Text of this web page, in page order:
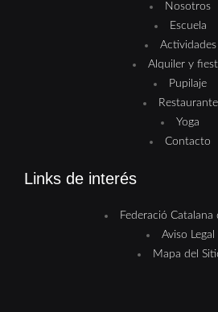
Nosotros
Escuela
Actividades
Alquiler y
Pupilaje
Restaurante
Yoga
Contacto
Links de interés
Federació Catalana
Aviso Legal
Mapa del